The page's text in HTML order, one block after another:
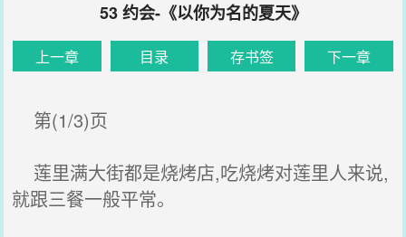
53 约会-《以你为名的夏天》
上一章 目录 存书签 下一章
第(1/3)页
莲里满大街都是烧烤店,吃烧烤对莲里人来说,
就跟三餐一般平常。